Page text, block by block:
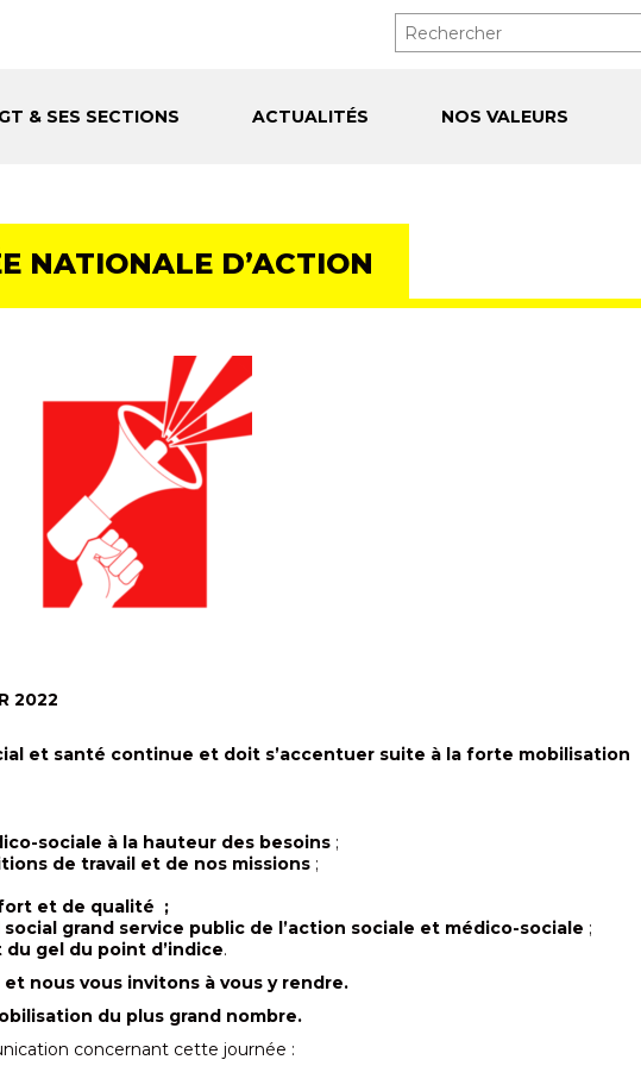
& SES SECTIONS ACTUALITÉS NOS VALEURS
NATIONALE D’ACTION
2022
et santé continue et doit s’accentuer suite à la forte mobilisation
sociale à la hauteur des besoins ;
de travail et de nos missions ;
et de qualité ;
grand service public de l’action sociale et médico-sociale ;
du gel du point d’indice.
nous vous invitons à vous y rendre.
du plus grand nombre.
concernant cette journée :